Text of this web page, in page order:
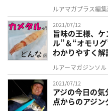
ルアマガプラス編
2021/07/12
旨味の王様、
ル”＆“オモリ
わかりやすく解
ルアーマガジンソ
2021/07/12
アジの今日の
点からのアジン